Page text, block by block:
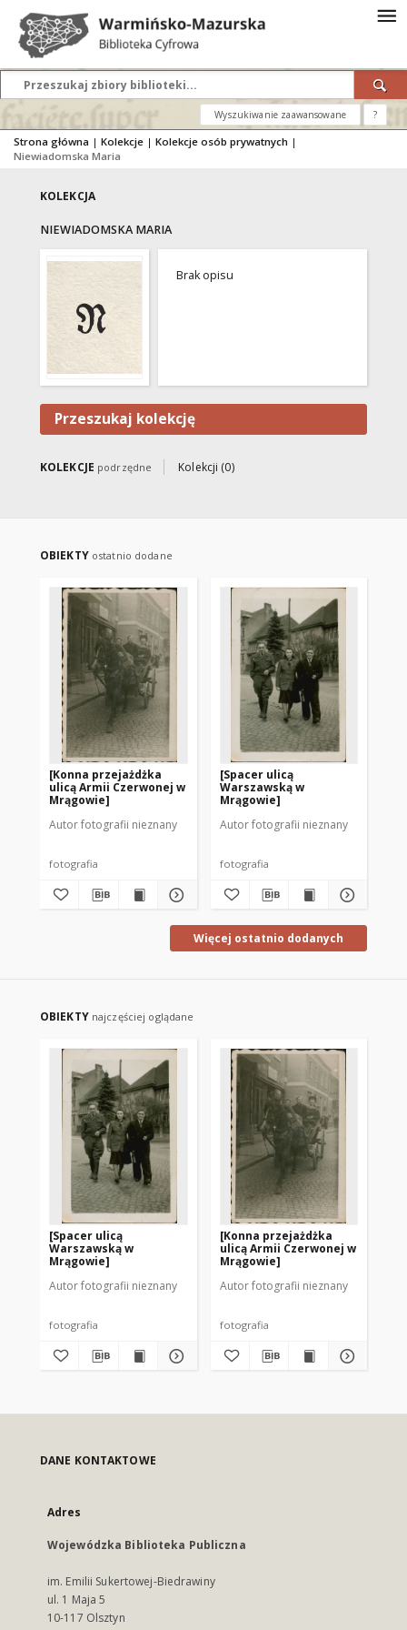
Wyszukiwanie zaawansowane ?
Strona główna | Kolekcje | Kolekcje osób prywatnych |
Niewiadomska Maria
KOLEKCJA
NIEWIADOMSKA MARIA
Brak opisu
Przeszukaj kolekcję
KOLEKCJE podrzędne Kolekcji (0)
OBIEKTY ostatnio dodane
[Konna przejażdżka
ulicą Armii Czerwonej w
Mrągowie]
Autor fotografii nieznany
fotografia
[Spacer ulicą
Warszawską w
Mrągowie]
Autor fotografii nieznany
fotografia
Więcej ostatnio dodanych
OBIEKTY najczęściej oglądane
[Spacer ulicą
Warszawską w
Mrągowie]
Autor fotografii nieznany
fotografia
[Konna przejażdżka
ulicą Armii Czerwonej w
Mrągowie]
Autor fotografii nieznany
fotografia
DANE KONTAKTOWE
Adres
Wojewódzka Biblioteka Publiczna
im. Emilii Sukertowej-Biedrawiny
ul. 1 Maja 5
10-117 Olsztyn